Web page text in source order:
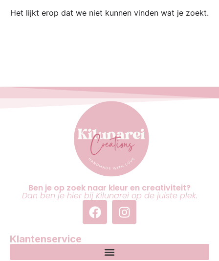
Het lijkt erop dat we niet kunnen vinden wat je zoekt.
Ben je op zoek naar kleur en creativiteit?
Dan ben je hier bij Kilunarei op de juiste plek.
Klantenservice